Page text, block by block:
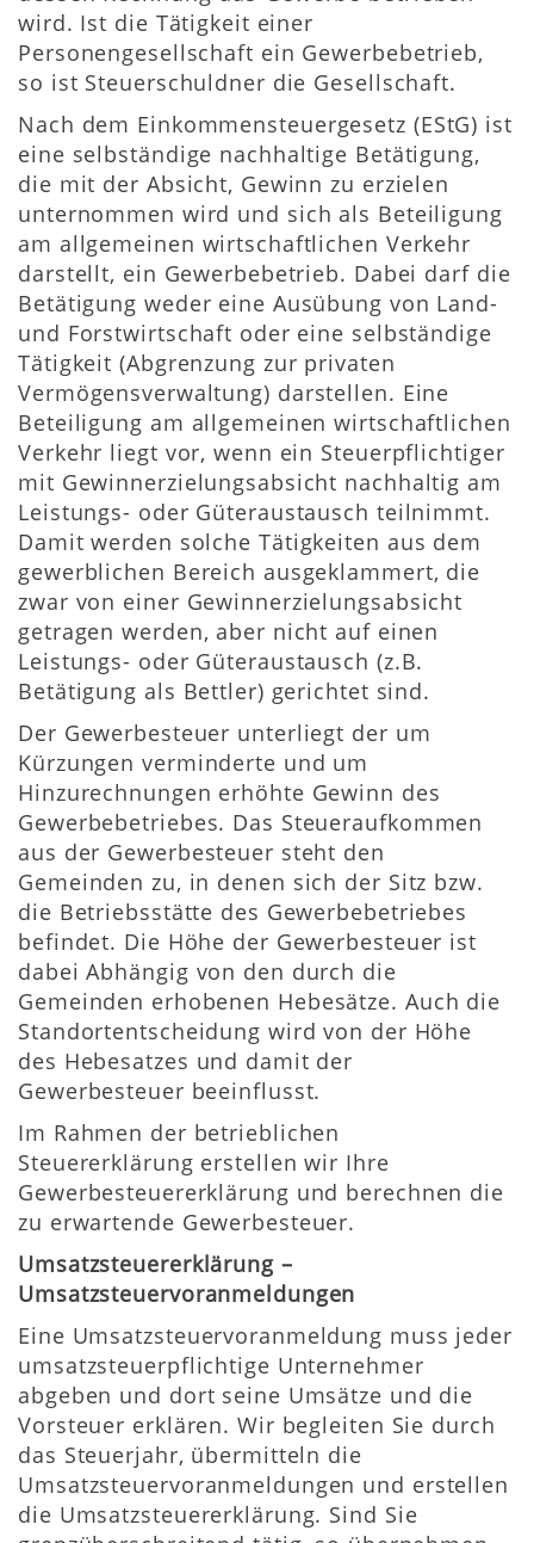
wird. Ist die Tätigkeit einer
Personengesellschaft ein Gewerbebetrieb,
so ist Steuerschuldner die Gesellschaft.
Nach dem Einkommensteuergesetz (EStG) ist
eine selbständige nachhaltige Betätigung,
die mit der Absicht, Gewinn zu erzielen
unternommen wird und sich als Beteiligung
am allgemeinen wirtschaftlichen Verkehr
darstellt, ein Gewerbebetrieb. Dabei darf die
Betätigung weder eine Ausübung von Land-
und Forstwirtschaft oder eine selbständige
Tätigkeit (Abgrenzung zur privaten
Vermögensverwaltung) darstellen. Eine
Beteiligung am allgemeinen wirtschaftlichen
Verkehr liegt vor, wenn ein Steuerpflichtiger
mit Gewinnerzielungsabsicht nachhaltig am
Leistungs- oder Güteraustausch teilnimmt.
Damit werden solche Tätigkeiten aus dem
gewerblichen Bereich ausgeklammert, die
zwar von einer Gewinnerzielungsabsicht
getragen werden, aber nicht auf einen
Leistungs- oder Güteraustausch (z.B.
Betätigung als Bettler) gerichtet sind.
Der Gewerbesteuer unterliegt der um
Kürzungen verminderte und um
Hinzurechnungen erhöhte Gewinn des
Gewerbebetriebes. Das Steueraufkommen
aus der Gewerbesteuer steht den
Gemeinden zu, in denen sich der Sitz bzw.
die Betriebsstätte des Gewerbebetriebes
befindet. Die Höhe der Gewerbesteuer ist
dabei Abhängig von den durch die
Gemeinden erhobenen Hebesätze. Auch die
Standortentscheidung wird von der Höhe
des Hebesatzes und damit der
Gewerbesteuer beeinflusst.
Im Rahmen der betrieblichen
Steuererklärung erstellen wir Ihre
Gewerbesteuererklärung und berechnen die
zu erwartende Gewerbesteuer.
Umsatzsteuererklärung –
Umsatzsteuervoranmeldungen
Eine Umsatzsteuervoranmeldung muss jeder
umsatzsteuerpflichtige Unternehmer
abgeben und dort seine Umsätze und die
Vorsteuer erklären. Wir begleiten Sie durch
das Steuerjahr, übermitteln die
Umsatzsteuervoranmeldungen und erstellen
die Umsatzsteuererklärung. Sind Sie